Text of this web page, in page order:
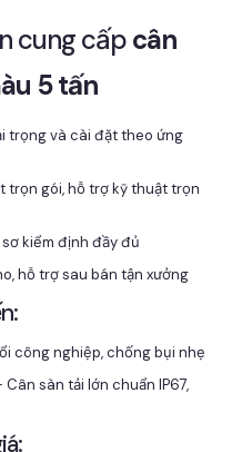
cung cấpcân
5 tấn
trọng và cài đặt theo ứng
trọn gói, hỗ trợ kỹ thuật trọn
sơ kiểm định đầy đủ
hỗ trợ sau bán tận xưởng
công nghiệp, chống bụi nhẹ
Cân sàn tải lớn chuẩn IP67,